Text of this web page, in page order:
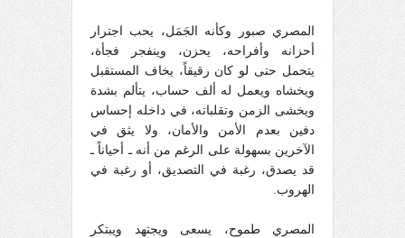
المصري صبور وكأنه الجَمَل، يحب اجترار
أحزانه وأفراحه، يحزن، وينفجر فجأة،
يتحمل حتى لو كان رقيقاً، يخاف المستقبل
ويخشاه ويعمل له ألف حساب، يتألم بشدة
ويخشى الزمن وتقلباته، في داخله إحساس
دفين بعدم الأمن والأمان، ولا يثق في
الآخرين بسهولة على الرغم من أنه ـ أحياناً ـ
قد يصدق، رغبة في التصديق، أو رغبة في
الهروب.
المصري طموح، يسعى ويجتهد ويبتكر